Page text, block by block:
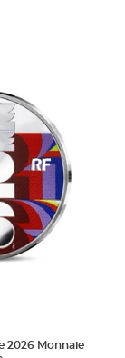
2026 Monnaie